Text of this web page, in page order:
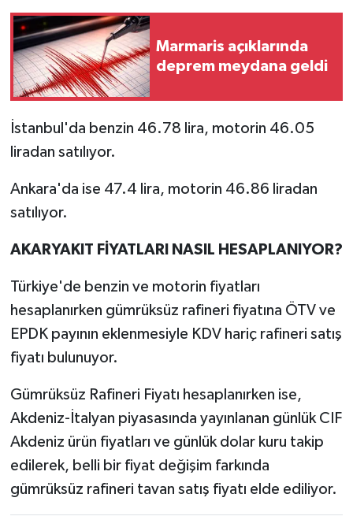
Marmaris açıklarında
deprem meydana geldi
İstanbul'da benzin 46.78 lira, motorin 46.05
liradan satılıyor.
Ankara'da ise 47.4 lira, motorin 46.86 liradan
satılıyor.
AKARYAKIT FİYATLARI NASIL HESAPLANIYOR?
Türkiye'de benzin ve motorin fiyatları
hesaplanırken gümrüksüz rafineri fiyatına ÖTV ve
EPDK payının eklenmesiyle KDV hariç rafineri satış
fiyatı bulunuyor.
Gümrüksüz Rafineri Fiyatı hesaplanırken ise,
Akdeniz-İtalyan piyasasında yayınlanan günlük CIF
Akdeniz ürün fiyatları ve günlük dolar kuru takip
edilerek, belli bir fiyat değişim farkında
gümrüksüz rafineri tavan satış fiyatı elde ediliyor.